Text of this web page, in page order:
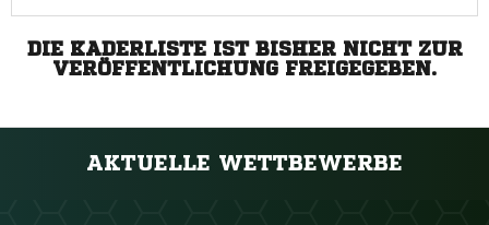
DIE KADERLISTE IST BISHER NICHT ZUR
VERÖFFENTLICHUNG FREIGEGEBEN.
AKTUELLE WETTBEWERBE